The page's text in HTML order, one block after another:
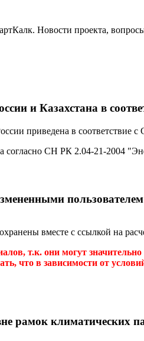
Новости проекта,
и Казахстана в
приведена в соответствие
СН РК 2.04-21-2004
вместе с ссылкой на
т.к. они могут
что в зависимости от
рамок климатических